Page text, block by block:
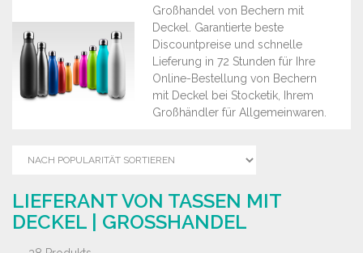
Großhandel von Bechern mit
Deckel. Garantierte beste
Discountpreise und schnelle
Lieferung in 72 Stunden für Ihre
Online-Bestellung von Bechern
mit Deckel bei Stocketik, Ihrem
Großhändler für Allgemeinwaren.
LIEFERANT VON TASSEN MIT
DECKEL | GROSSHANDEL